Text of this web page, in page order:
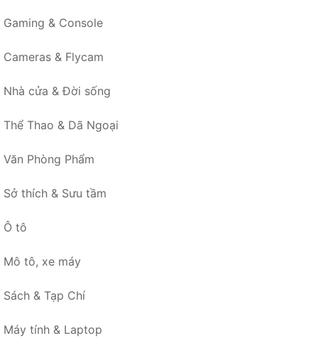
Gaming & Console
Cameras & Flycam
Nhà cửa & Đời sống
Thể Thao & Dã Ngoại
Văn Phòng Phẩm
Sở thích & Sưu tầm
Ô tô
Mô tô, xe máy
Sách & Tạp Chí
Máy tính & Laptop